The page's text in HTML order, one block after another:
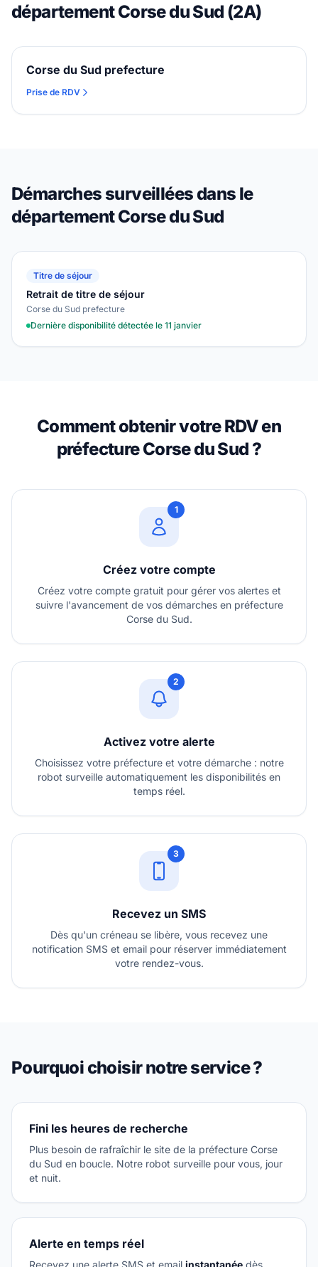
département Corse du Sud (2A)
Corse du Sud prefecture
Prise de RDV
Démarches surveillées dans le
département Corse du Sud
Titre de séjour
Retrait de titre de séjour
Corse du Sud prefecture
Dernière disponibilité détectée le 11 janvier
Comment obtenir votre RDV en
préfecture Corse du Sud ?
1
Créez votre compte
Créez votre compte gratuit pour gérer vos alertes et
suivre l'avancement de vos démarches en préfecture
Corse du Sud.
2
Activez votre alerte
Choisissez votre préfecture et votre démarche : notre
robot surveille automatiquement les disponibilités en
temps réel.
3
Recevez un SMS
Dès qu'un créneau se libère, vous recevez une
notification SMS et email pour réserver immédiatement
votre rendez-vous.
Pourquoi choisir notre service ?
Fini les heures de recherche
Plus besoin de rafraîchir le site de la préfecture Corse
du Sud en boucle. Notre robot surveille pour vous, jour
et nuit.
Alerte en temps réel
Recevez une alerte SMS et email instantanée dès